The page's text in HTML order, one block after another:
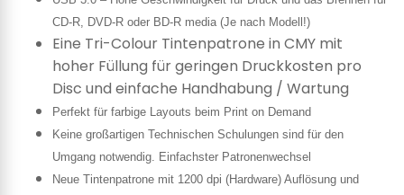
CD-R, DVD-R oder BD-R media (Je nach Modell!)
Eine Tri-Colour Tintenpatrone in CMY mit
hoher Füllung für geringen Druckkosten pro
Disc und einfache Handhabung / Wartung
Perfekt für farbige Layouts beim Print on Demand
Keine großartigen Technischen Schulungen sind für den
Umgang notwendig. Einfachster Patronenwechsel
Neue Tintenpatrone mit 1200 dpi (Hardware) Auflösung und